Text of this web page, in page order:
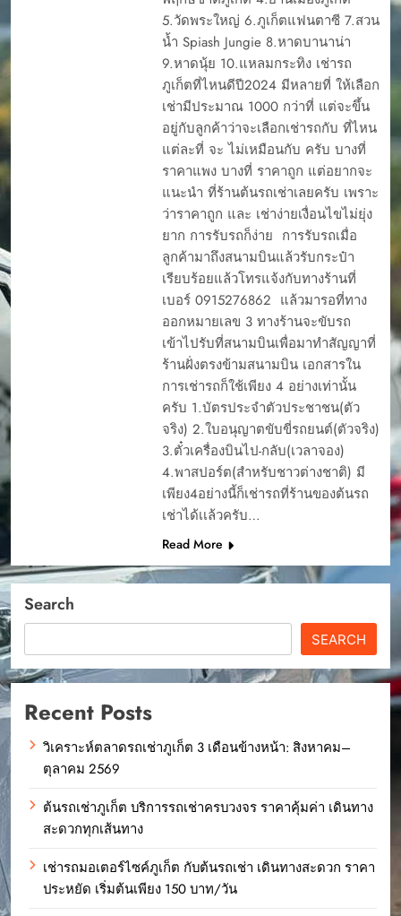
5.วัดพระใหญ่ 6.ภูเก็ตแฟนตาซี 7.สวน
น้ำ Spiash Jungie 8.หาดบานาน่า
9.หาดนุ้ย 10.แหลมกระทิง เช่ารถ
ภูเก็ตที่ไหนดีปี2024 มีหลายที่ ให้เลือก
เช่ามีประมาณ 1000 กว่าที่ แต่จะขึ้น
อยู่กับลูกค้าว่าจะเลือกเช่ารถกับ ที่ไหน
แต่ละที่ จะ ไม่เหมือนกับ ครับ บางที่
ราคาแพง บางที่ ราคาถูก แต่อยากจะ
แนะนำ ที่ร้านต้นรถเช่าเลยครับ เพราะ
ว่าราคาถูก และ เช่าง่ายเงื่อนไขไม่ยุ่ง
ยาก การรับรถก็ง่าย การรับรถเมื่อ
ลูกค้ามาถึงสนามบินแล้วรับกระป๋า
เรียบร้อยแล้วโทรแจ้งกับทางร้านที่
เบอร์ 0915276862 แล้วมารอที่ทาง
ออกหมายเลข 3 ทางร้านจะขับรถ
เข้าไปรับที่สนามบินเพื่อมาทำสัญญาที่
ร้านฝั่งตรงข้ามสนามบิน เอกสารใน
การเช่ารถก็ใช้เพียง 4 อย่างเท่านั้น
ครับ 1.บัตรประจำตัวประชาชน(ตัว
จริง) 2.ใบอนุญาตขับขี่รถยนต์(ตัวจริง)
3.ตั๋วเครื่องบินไป-กลับ(เวลาจอง)
4.พาสปอร์ต(สำหรับชาวต่างชาติ) มี
เพียง4อย่างนี้ก็เช่ารถที่ร้านของต้นรถ
เช่าได้เเล้วครับ…
Read More
Search
SEARCH
Recent Posts
วิเคราะห์ตลาดรถเช่าภูเก็ต 3 เดือนข้างหน้า: สิงหาคม–
ตุลาคม 2569
ต้นรถเช่าภูเก็ต บริการรถเช่าครบวงจร ราคาคุ้มค่า เดินทาง
สะดวกทุกเส้นทาง
เช่ารถมอเตอร์ไซค์ภูเก็ต กับต้นรถเช่า เดินทางสะดวก ราคา
ประหยัด เริ่มต้นเพียง 150 บาท/วัน